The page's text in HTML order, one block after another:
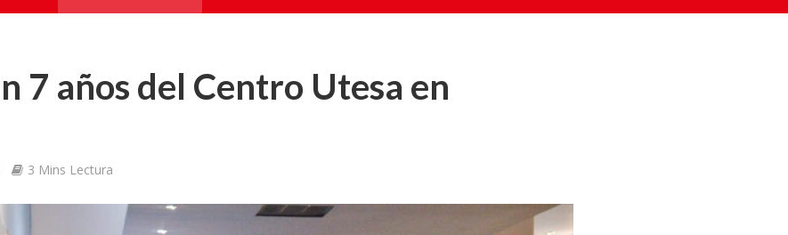
7 años del Centro Utesa en
3 Mins Lectura